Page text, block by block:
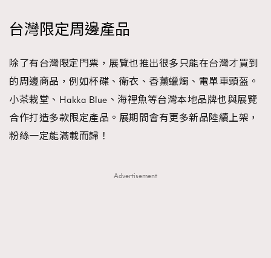
台灣限定周邊產品
除了有台灣限定門票，展覽也推出很多只能在台灣才買到
的周邊商品，例如杯碟、衛衣、香薰蠟燭、電單車頭盔。
小茶栽堂、Hakka Blue、海裡魚等台灣本地品牌也與展覽
合作打造多款限定產品。展期間會有更多新品陸續上架，
粉絲一定能滿載而歸！
Advertisement